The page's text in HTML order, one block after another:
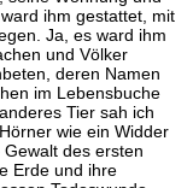
ihm gestattet, mit
Ja, es ward ihm
und Völker
deren Namen
im Lebensbuche
Tier sah ich
wie ein Widder
des ersten
Erde und ihre